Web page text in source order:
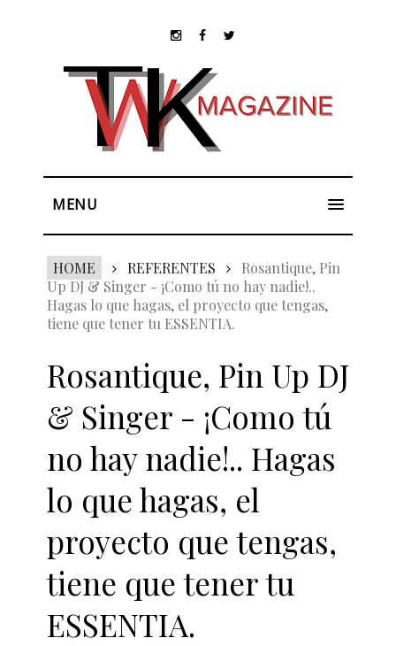
MENU
HOME REFERENTES
Rosantique, Pin
Up DJ & Singer - ¡Como tú no hay nadie!..
Hagas lo que hagas, el proyecto que tengas,
tiene que tener tu ESSENTIA.
Rosantique, Pin Up DJ
& Singer - ¡Como tú
no hay nadie!.. Hagas
lo que hagas, el
proyecto que tengas,
tiene que tener tu
ESSENTIA.